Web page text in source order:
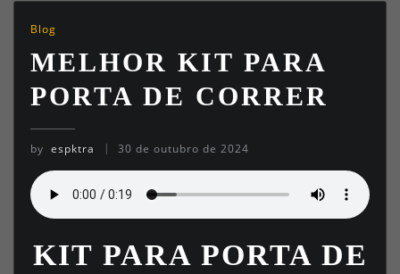
Blog
MELHOR KIT PARA
PORTA DE CORRER
by espktra 30 de outubro de 2024
KIT PARA PORTA DE